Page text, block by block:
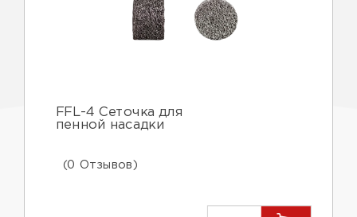
FFL-4 Сеточка для
пенной насадки
(0 Отзывов)